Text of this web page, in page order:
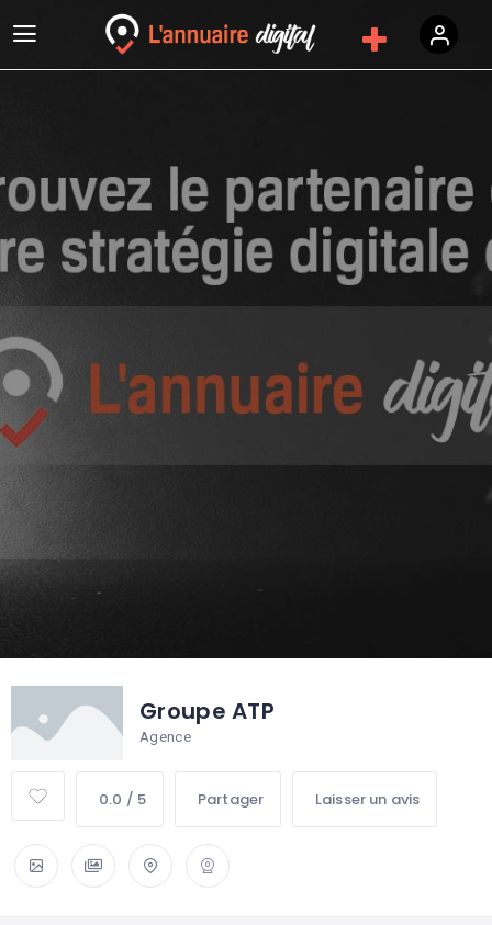
Groupe ATP
Agence
0.0 / 5 Partager Laisser un avis